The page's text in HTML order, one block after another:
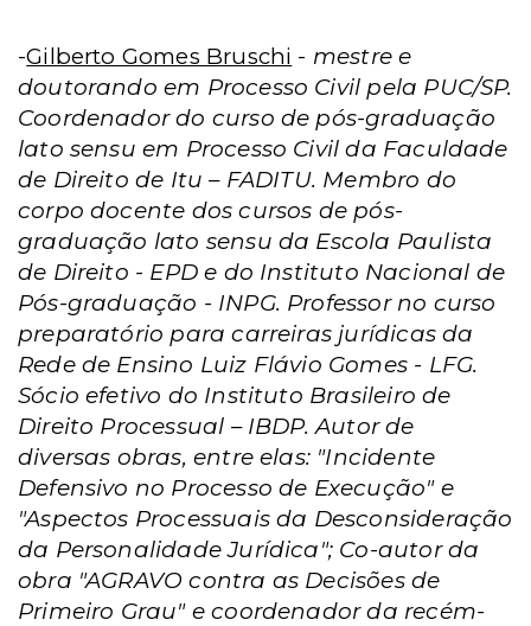
-Gilberto Gomes Bruschi - mestre e
doutorandoem Processo Civil pela PUC/SP.
Coordenador do curso de pós-graduação
lato sensuem Processo Civil da Faculdade
de Direito de Itu – FADITU. Membro do
corpo docente dos cursos de pós-
graduação lato sensu da Escola Paulista
de Direito - EPD e do Instituto Nacional de
Pós-graduação - INPG. Professor no curso
preparatório para carreiras jurídicas da
Rede de Ensino Luiz Flávio Gomes - LFG.
Sócio efetivo do Instituto Brasileiro de
Direito Processual – IBDP. Autor de
diversas obras, entre elas: "Incidente
Defensivo no Processo de Execução" e
"Aspectos Processuais da Desconsideração
da Personalidade Jurídica"; Co-autor da
obra "AGRAVO contra as Decisões de
Primeiro Grau" e coordenador da recém-